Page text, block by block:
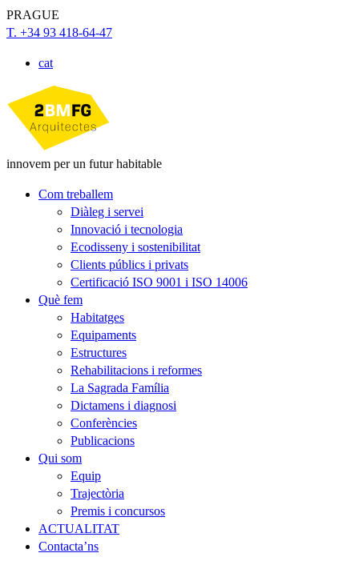
PRAGUE
T. +34 93 418-64-47
cat
innovem per un futur habitable
Com treballem
Diàleg i servei
Innovació i tecnologia
Ecodisseny i sostenibilitat
Clients públics i privats
Certificació ISO 9001 i ISO 14006
Què fem
Habitatges
Equipaments
Estructures
Rehabilitacions i reformes
La Sagrada Família
Dictamens i diagnosi
Conferències
Publicacions
Qui som
Equip
Trajectòria
Premis i concursos
ACTUALITAT
Contacta’ns